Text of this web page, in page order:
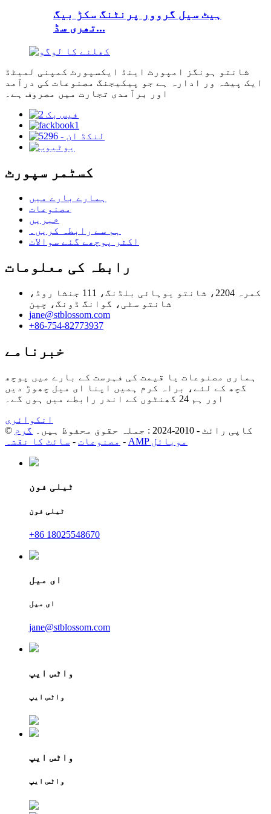
ہیٹ سیل گروور پرنٹنگ سکڑ بیگ
تھری سڈ...
شانتو ہونگز امپورٹ اینڈ ایکسپورٹ کمپنی لمیٹڈ
ایک پیشہ ور ادارہ ہے جو پیکیجنگ مصنوعات کی درآمد
اور برآمدی تجارت میں مصروف ہے۔
کسٹمر سپورٹ
ہمارے بارے میں
مصنوعات
خبریں
ہم سے رابطہ کریں۔
اکثر پوچھے گئے سوالات
رابطہ کی معلومات
کمرہ 2204، شانتو یوہائی بلڈنگ، 111 جنشا روڈ،
شانتو سٹی، گوانگ ڈونگ، چین
jane@stblossom.com
+86-754-82773937
خبرنامے
ہماری مصنوعات یا قیمت کی فہرست کے بارے میں پوچھ
گچھ کے لئے، براہ کرم ہمیں اپنا ای میل چھوڑ دیں
اور ہم 24 گھنٹوں کے اندر رابطے میں ہوں گے۔
انکوائری
© کاپی رائٹ - 2010-2024 : جملہ حقوق محفوظ ہیں۔
گرم
مصنوعات - سائٹ کا نقشہ - AMP موبائل
ٹیلی فون
ٹیلی فون
+86 18025548670
ای میل
ای میل
jane@stblossom.com
واٹس ایپ
واٹس ایپ
واٹس ایپ
واٹس ایپ